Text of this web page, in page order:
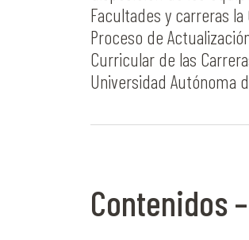
Facultades y carreras
Proceso de
Curricular de las
Universidad Autónoma
Contenidos